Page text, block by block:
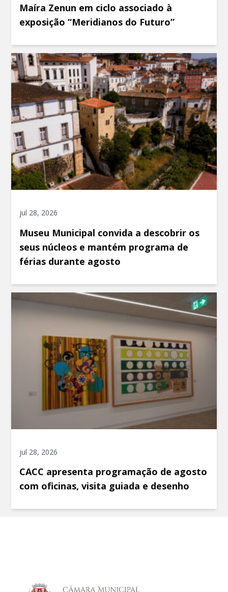
Maíra Zenun em ciclo associado à
exposição “Meridianos do Futuro”
jul 28, 2026
Museu Municipal convida a descobrir os
seus núcleos e mantém programa de
férias durante agosto
jul 28, 2026
CACC apresenta programação de agosto
com oficinas, visita guiada e desenho